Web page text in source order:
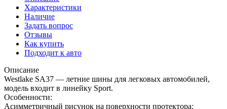
Характеристики
Наличие
Задать вопрос
Отзывы
Как купить
Подходит к авто
Описание
Westlake SA37 — летние шины для легковых автомобилей,
модель входит в линейку Sport.
Особенности:
Асимметричный рисунок на поверхности протектора: